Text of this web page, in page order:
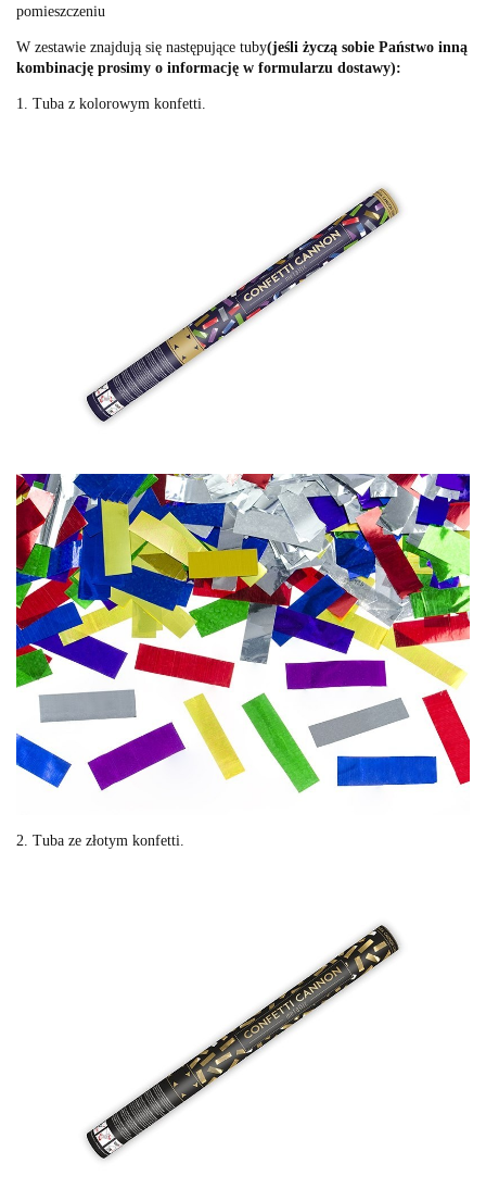
pomieszczeniu
W zestawie znajdują się następujące tuby(jeśli życzą sobie Państwo inną
kombinację prosimy o informację w formularzu dostawy):
1. Tuba z kolorowym konfetti.
2. Tuba ze złotym konfetti.